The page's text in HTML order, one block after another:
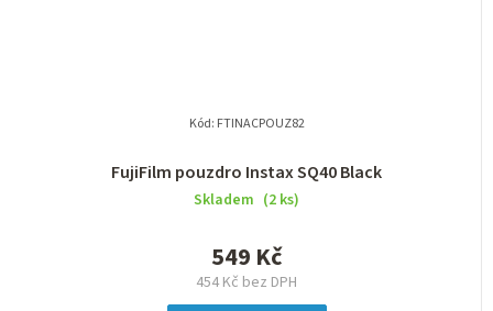
FujiFilm pouzdro Instax SQ40 Black
Skladem (2 ks)
454 Kč bez DPH
549 Kč
Kód: FTINACPOUZ82